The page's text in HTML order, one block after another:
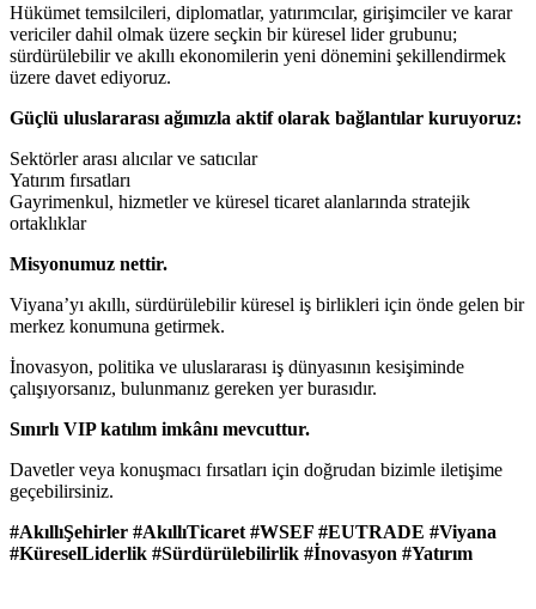
Hükümet temsilcileri, diplomatlar, yatırımcılar, girişimciler ve karar
vericiler dahil olmak üzere seçkin bir küresel lider grubunu;
sürdürülebilir ve akıllı ekonomilerin yeni dönemini şekillendirmek
üzere davet ediyoruz.
Güçlü uluslararası ağımızla aktif olarak bağlantılar kuruyoruz:
Sektörler arası alıcılar ve satıcılar
Yatırım fırsatları
Gayrimenkul, hizmetler ve küresel ticaret alanlarında stratejik
ortaklıklar
Misyonumuz nettir.
Viyana’yı akıllı, sürdürülebilir küresel iş birlikleri için önde gelen bir
merkez konumuna getirmek.
İnovasyon, politika ve uluslararası iş dünyasının kesişiminde
çalışıyorsanız, bulunmanız gereken yer burasıdır.
Sınırlı VIP katılım imkânı mevcuttur.
Davetler veya konuşmacı fırsatları için doğrudan bizimle iletişime
geçebilirsiniz.
#AkıllıŞehirler #AkıllıTicaret #WSEF #EUTRADE #Viyana
#KüreselLiderlik #Sürdürülebilirlik #İnovasyon #Yatırım